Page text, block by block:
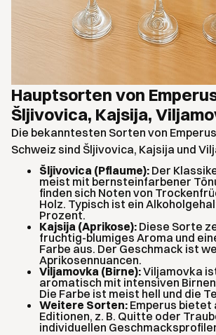
Hauptsorten von
Šljivovica, Kajsija,
Die bekanntesten Sorten von
Schweiz sind Šljivovica, Kajsija und
Šljivovica (Pflaume): Der
meist mit bernsteinfarbener
finden sich Noten von
Holz. Typisch ist ein
Prozent.
Kajsija (Aprikose): Diese Sorte
fruchtig-blumiges Aroma und
Farbe aus. Der Geschmack ist
Aprikosennuancen.
Viljamovka (Birne):Viljamovka
aromatisch mit intensiven
Die Farbe ist meist hell und die
Weitere Sorten: Emperus
Editionen, z. B. Quitte oder
individuellen